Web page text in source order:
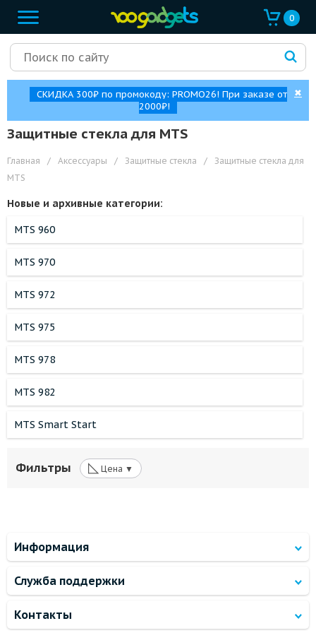
0
СКИДКА 300₽ по промокоду: PROMO26! При заказе от
2000₽!
✖
Защитные стекла для MTS
Главная / Аксессуары / Защитные стекла /
Защитные стекла для
MTS
Новые и архивные категории:
MTS 960
MTS 970
MTS 972
MTS 975
MTS 978
MTS 982
MTS Smart Start
Фильтры ◺ Цена ▼
Информация
Служба поддержки
Контакты